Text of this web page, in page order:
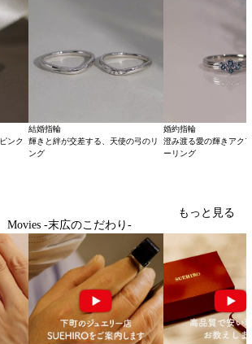
ンク
結婚指輪
輝きと絆が交差する、天使の弓のリ
ング
婚約指輪
澄み渡る愛の輝きアク
ーリング
Movies -末広のこだわり-
もっと見る